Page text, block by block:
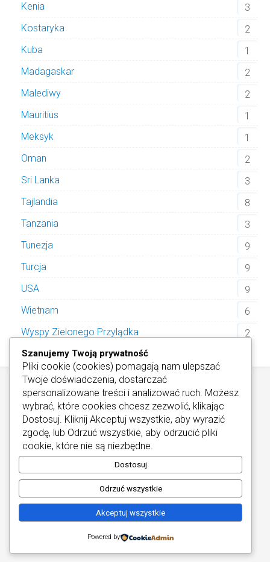
Kenia
3
Kostaryka
2
Kuba
1
Madagaskar
2
Malediwy
2
Mauritius
1
Meksyk
1
Oman
2
Sri Lanka
3
Tajlandia
8
Tanzania
3
Tunezja
9
Turcja
9
USA
9
Wietnam
6
Wyspy Zielonego Przylądka
2
Informacje / Kontakt/Informacje o Cookies
Najlepsze Hotele Wellness
Copyright © 2026
Szanujemy Twoją prywatność
Pliki cookie (cookies) pomagają nam ulepszać
Twoje doświadczenia, dostarczać
spersonalizowane treści i analizować ruch. Możesz
wybrać, które cookies chcesz zezwolić, klikając
Dostosuj . Kliknij Akceptuj wszystkie, aby wyrazić
zgodę, lub Odrzuć wszystkie, aby odrzucić pliki
cookie, które nie są niezbędne.
Dostosuj
Odrzuć wszystkie
Akceptuj wszystkie
Powered by